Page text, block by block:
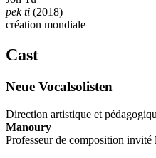
pek ti (2018)
création mondiale
Cast
Neue Vocalsolisten
Direction artistique et
Manoury
Professeur de composition invité